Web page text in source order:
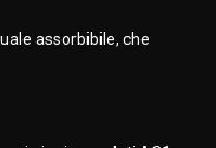
assorbibile, che